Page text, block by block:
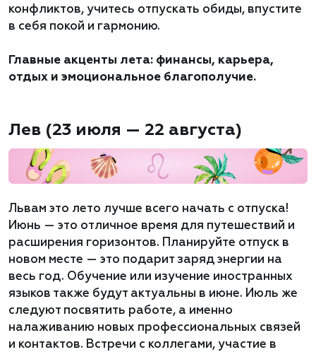
конфликтов, учитесь отпускать обиды, впустите
в себя покой и гармонию.
Главные акценты лета: финансы, карьера,
отдых и эмоциональное благополучие.
Лев (23 июля — 22 августа)
Львам это лето лучше всего начать с отпуска!
Июнь — это отличное время для путешествий и
расширения горизонтов. Планируйте отпуск в
новом месте — это подарит заряд энергии на
весь год. Обучение или изучение иностранных
языков также будут актуальны в июне. Июль же
следуют посвятить работе, а именно
налаживанию новых профессиональных связей
и контактов. Встречи с коллегами, участие в